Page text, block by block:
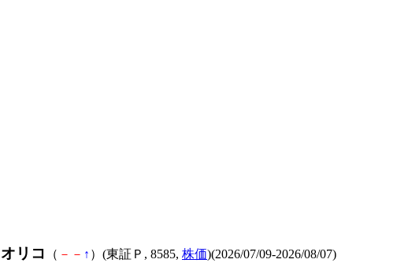
オリコ （ － － ↑ ）(東証Ｐ, 8585, 株価)(2026/07/09-2026/08/07)